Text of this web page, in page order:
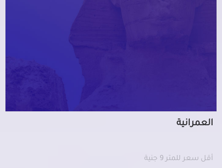
العمرانية
أقل سعر للمتر 9 جنية